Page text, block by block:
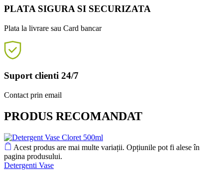
PLATA SIGURA SI SECURIZATA
Plata la livrare sau Card bancar
Suport clienti 24/7
Contact prin email
PRODUS RECOMANDAT
Acest produs are mai multe variații. Opțiunile pot fi alese în
pagina produsului.
Detergenti Vase